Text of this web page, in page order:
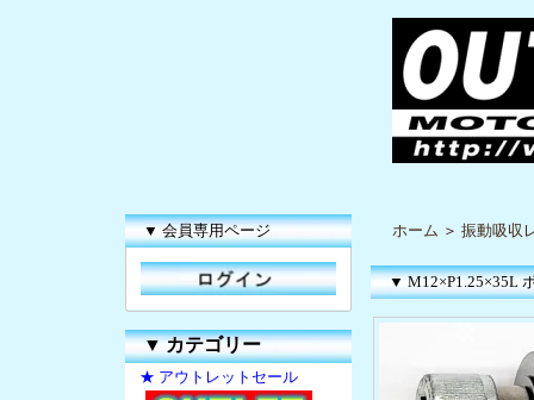
▼ 会員専用ページ
▼カテゴリー
★ アウトレットセール
ホーム ＞ 振動吸収
▼ M12×P1.25×35L